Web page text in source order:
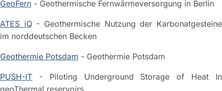
GeoFern - Geothermische Fernwärmeversorgung in Berlin
ATES iQ- Geothermische Nutzung der Karbonatgesteine
im norddeutschen Becken
Geothermie Potsdam - Geothermie Potsdam
PUSH-IT - Piloting Underground Storage of Heat In